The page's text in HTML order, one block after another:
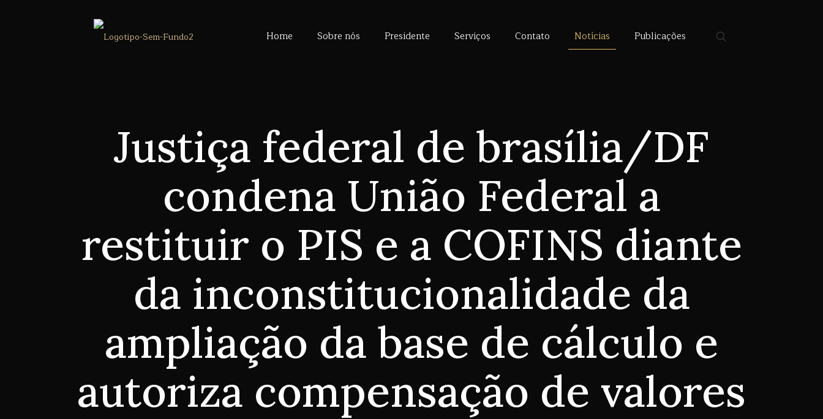
Home Sobre nós Presidente Serviços Contato Notícias Publicações
Justiça federal de brasília/DF
condena União Federal a
restituir o PIS e a COFINS diante
da inconstitucionalidade da
ampliação da base de cálculo e
autoriza compensação de valores